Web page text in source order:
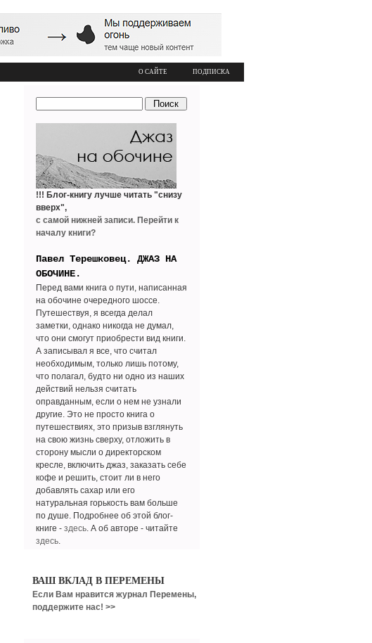
О САЙТЕ ПОДПИСКА
!!! Блог-книгу лучше читать "снизу
вверх",
с самой нижней записи. Перейти к
началу книги?
Павел Терешковец. ДЖАЗ НА
ОБОЧИНЕ.
Перед вами книга о пути, написанная
на обочине очередного шоссе.
Путешествуя, я всегда делал
заметки, однако никогда не думал,
что они смогут приобрести вид книги.
А записывал я все, что считал
необходимым, только лишь потому,
что полагал, будто ни одно из наших
действий нельзя считать
оправданным, если о нем не узнали
другие. Это не просто книга о
путешествиях, это призыв взглянуть
на свою жизнь сверху, отложить в
сторону мысли о директорском
кресле, включить джаз, заказать себе
кофе и решить, стоит ли в него
добавлять сахар или его
натуральная горькость вам больше
по душе. Подробнее об этой блог-
книге - здесь. А об авторе - читайте
здесь.
ВАШ ВКЛАД В ПЕРЕМЕНЫ
Если Вам нравится журнал Перемены,
поддержите нас! >>